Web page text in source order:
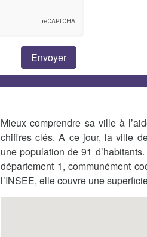
Mieux comprendre sa ville à
chiffres clés. A ce jour, la ville
une population de 91
département 1, communément
l’INSEE, elle couvre une